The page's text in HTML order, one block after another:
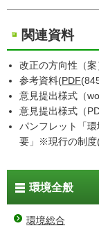
関連資料
改正の方向性（案
参考資料(PDF
意見提出様式（
意見提出様式（
パンフレット「
要」※現行の制度
環境全般
環境総合